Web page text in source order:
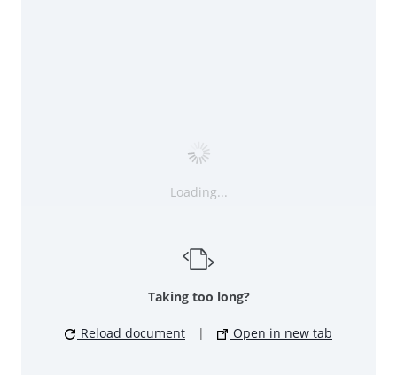
Loading...
Taking too long?
Reload document | Open in new tab